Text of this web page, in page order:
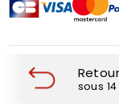
sous